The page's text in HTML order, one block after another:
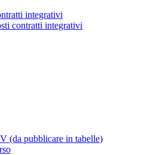
integrativi
contratti integrativi
(da pubblicare in tabelle)